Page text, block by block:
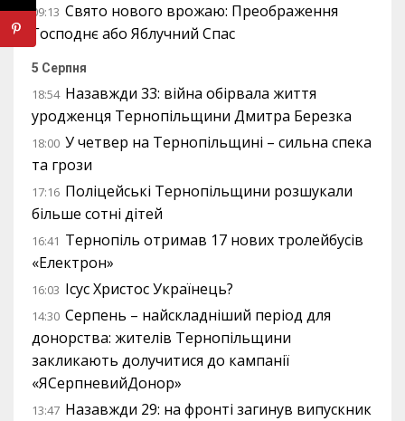
09:13 Свято нового врожаю: Преображення
Господнє або Яблучний Спас
5 Серпня
18:54 Назавжди 33: війна обірвала життя
уродженця Тернопільщини Дмитра Березка
18:00 У четвер на Тернопільщині – сильна спека
та грози
17:16 Поліцейські Тернопільщини розшукали
більше сотні дітей
16:41 Тернопіль отримав 17 нових тролейбусів
«Електрон»
16:03 Ісус Христос Українець?
14:30 Серпень – найскладніший період для
донорства: жителів Тернопільщини
закликають долучитися до кампанії
«ЯСерпневийДонор»
13:47 Назавжди 29: на фронті загинув випускник